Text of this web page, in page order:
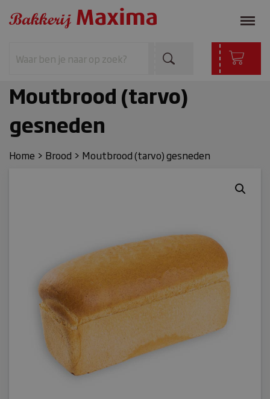
Moutbrood (tarvo)
gesneden
Home > Brood > Moutbrood (tarvo) gesneden